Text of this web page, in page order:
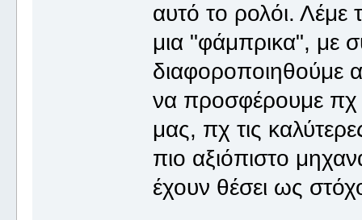
αυτό το ρολόι. Λέμε
μια "φάμπρικα", με
διαφοροποιηθούμε
να προσφέρουμε πχ
μας, πχ τις
πιο αξιόπιστο
έχουν θέσει ως